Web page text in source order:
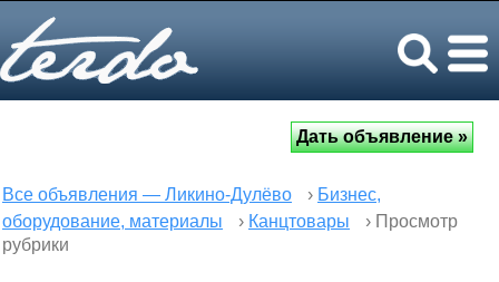
Все объявления — Ликино-Дулёво › Бизнес,
оборудование, материалы
› Канцтовары
› Просмотр
рубрики